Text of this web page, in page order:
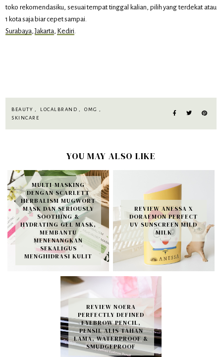
toko rekomendasiku, sesuai tempat tinggal kalian, pilih yang terdekat atau
1 kota saja biar cepet sampai.
Surabaya ,Jakarta , Kediri
BEAUTY LOCALBRAND OMG
SKINCARE
YOU MAY ALSO LIKE
MULTI-MASKING
DENGAN SCARLETT
HERBALISM MUGWORT
MASK DAN SERIOUSLY
SOOTHING &
HYDRATING GEL MASK,
MEMBANTU
MENENANGKAN
SEKALIGUS
MENGHIDRASI KULIT
REVIEW ANESSA X
DORAEMON PERFECT
UV SUNSCREEN MILD
MILK
REVIEW NOERA
PERFECTLY DEFINED
EYEBROW PENCIL,
PENSIL ALIS TAHAN
LAMA, WATERPROOF &
SMUDGEPROOF